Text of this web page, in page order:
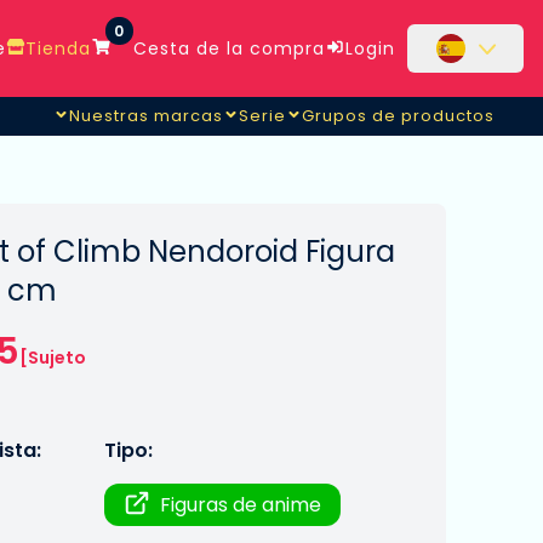
Tienda
0
Cesta de la compra Login
Nuestras marcas Serie Grupos de productos
of Climb Nendoroid Figura
cm
[Sujeto
Tipo:
Figuras de anime